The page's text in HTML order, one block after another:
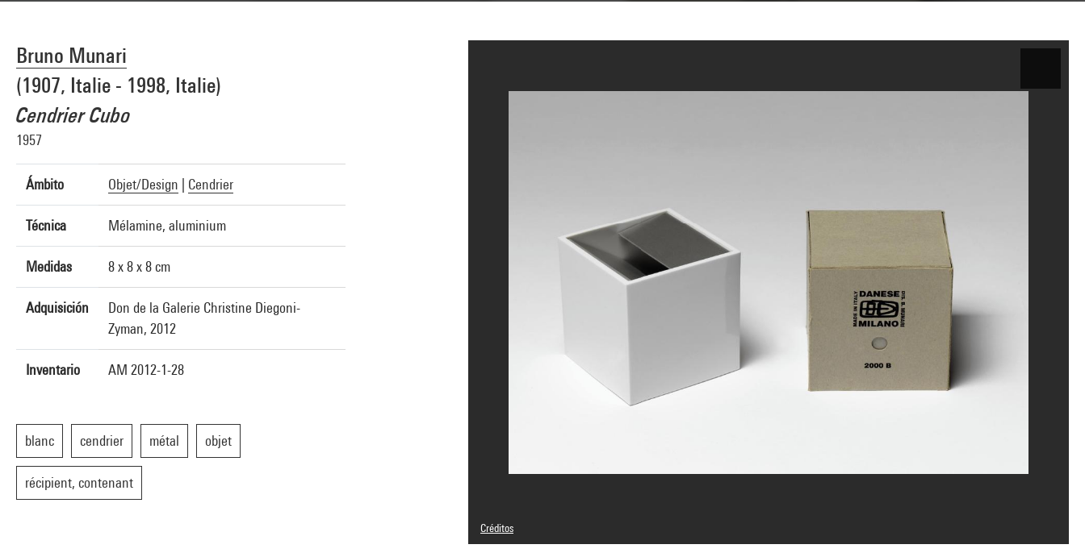
Bruno Munari
(1907, Italie - 1998, Italie)
Cendrier Cubo
1957
Ámbito Objet/Design Cendrier
Técnica Mélamine, aluminium
Medidas 8 x 8 x 8 cm
Adquisición
Don de la Galerie Christine Diegoni-
Zyman, 2012
Inventario AM 2012-1-28
blanc cendrier métal objet
récipient, contenant
Créditos
Leyenda : Vue avec sa boîte d'origine